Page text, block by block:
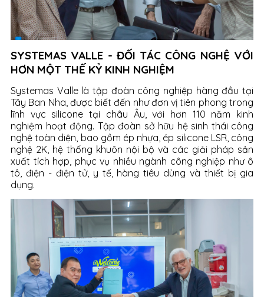
SYSTEMAS VALLE - ĐỐI TÁC CÔNG NGHỆ VỚI
HƠN MỘT THẾ KỶ KINH NGHIỆM
Systemas Valle là tập đoàn công nghiệp hàng đầu tại
Tây Ban Nha, được biết đến như đơn vị tiên phong trong
lĩnh vực silicone tại châu Âu, với hơn 110 năm kinh
nghiệm hoạt động. Tập đoàn sở hữu hệ sinh thái công
nghệ toàn diện, bao gồm ép nhựa, ép silicone LSR, công
nghệ 2K, hệ thống khuôn nội bộ và các giải pháp sản
xuất tích hợp, phục vụ nhiều ngành công nghiệp như ô
tô, điện - điện tử, y tế, hàng tiêu dùng và thiết bị gia
dụng.